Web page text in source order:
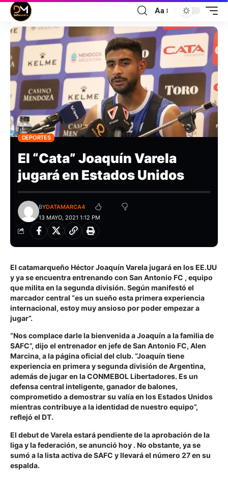
Aa
DEPORTES
El “Cata” Joaquín Varela
jugará en Estados Unidos
13 MAYO, 2021 1:12 PM
BYDATAMARCA4
El catamarqueño Héctor Joaquín Varela jugará en los EE.UU
y ya se encuentra entrenando con San Antonio FC , equipo
que milita en la segunda división. Según manifestó el
marcador central “es un sueño esta primera experiencia
internacional, estoy muy ansioso por poder empezar a
jugar”.
“Nos complace darle la bienvenida a Joaquín a la familia de
SAFC”, dijo el entrenador en jefe de San Antonio FC, Alen
Marcina, a la página oficial del club. “Joaquín tiene
experiencia en primera y segunda división de Argentina,
además de jugar en la CONMEBOL Libertadores. Es un
defensa central inteligente, ganador de balones,
comprometido a demostrar su valía en los Estados Unidos
mientras contribuye a la identidad de nuestro equipo”,
reflejó el DT.
El debut de Varela estará pendiente de la aprobación de la
liga y la federación, se anunció hoy . No obstante, ya se
sumó a la lista activa de SAFC y llevará el número 27 en su
espalda.